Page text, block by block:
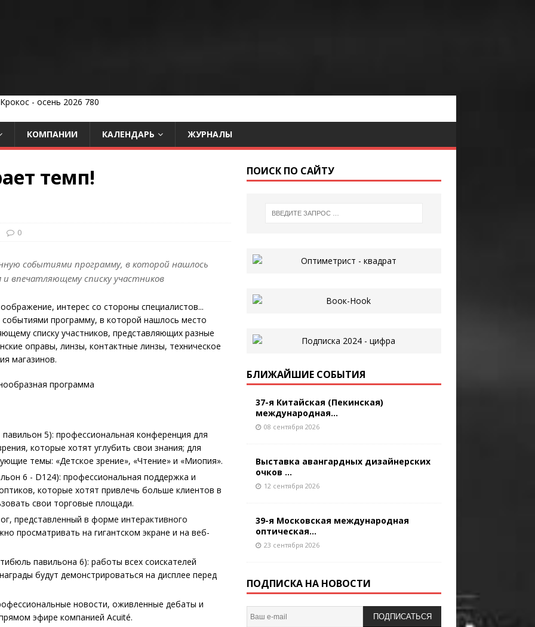
КОМПАНИИ КАЛЕНДАРЬ ЖУРНАЛЫ
темп!
0
событиями программу, в которой нашлось
впечатляющему списку участников
интерес со стороны специалистов...
программу, в которой нашлось место
списку участников, представляющих разные
оправы, линзы, контактные линзы, техническое
магазинов.
5): профессиональная конференция для
которые хотят углубить свои знания; для
темы: «Детское зрение», «Чтение» и «Миопия».
6 - D124): профессиональная поддержка и
которые хотят привлечь больше клиентов в
свои торговые площади.
представленный в форме интерактивного
просматривать на гигантском экране и на веб-
павильона 6): работы всех соискателей
будут демонстрироваться на дисплее перед
новости, оживленные дебаты и
эфире компанией Acuité.
ПОИСК ПО САЙТУ
БЛИЖАЙШИЕ СОБЫТИЯ
37-я Китайская (Пекинская)
международная...
08 сентября 2026
Выставка авангардных дизайнерских
очков ...
12 сентября 2026
39-я Московская международная
оптическая...
23 сентября 2026
ПОДПИСКА НА НОВОСТИ
ПОДПИСАТЬСЯ